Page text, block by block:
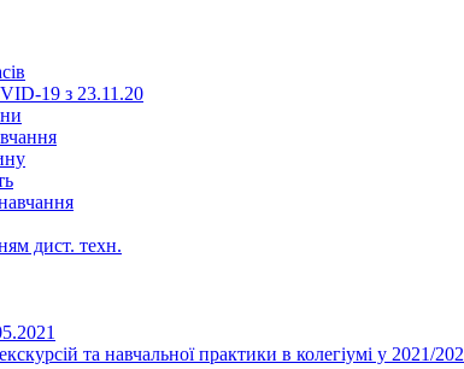
19 з 23.11.20
дист. техн.
та навчальної практики в колегіумі у 2021/